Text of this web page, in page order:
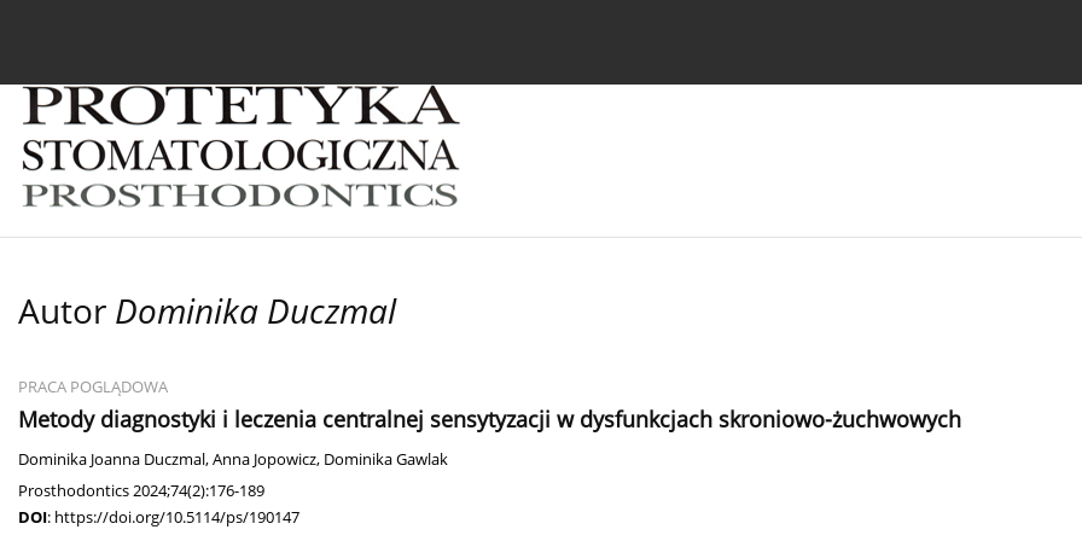
Autor Dominika Duczmal
PRACA POGLĄDOWA
Metody diagnostyki i leczenia centralnej sensytyzacji w dysfunkcjach skroniowo-żuchwowych
Dominika Joanna Duczmal,Anna Jopowicz, Dominika Gawlak
Prosthodontics 2024;74(2):176-189
DOI: https://doi.org/10.5114/ps/190147